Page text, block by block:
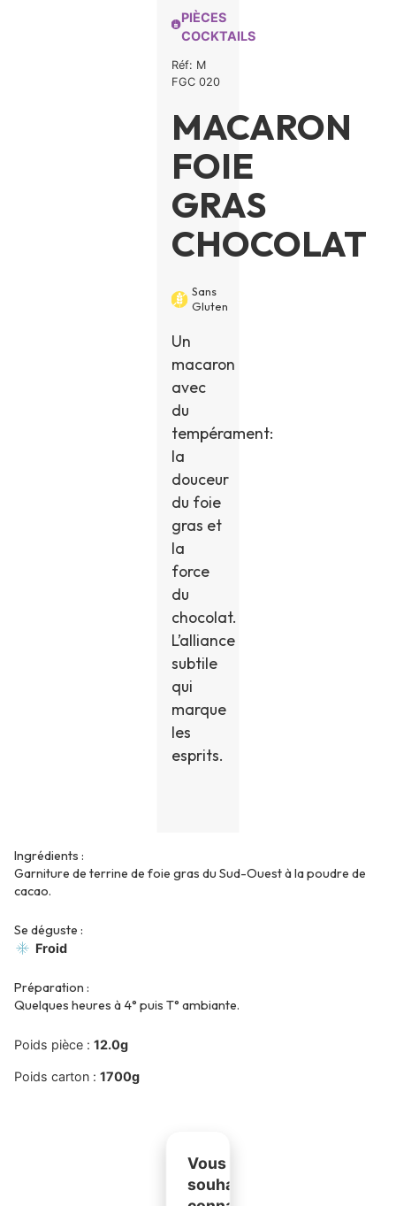
PIÈCES
COCKTAILS
Réf: M
FGC 020
MACARON
FOIE
GRAS
CHOCOLAT
Sans
Gluten
Un
macaron
avec
du
tempérament:
la
douceur
du foie
gras et
la
force
du
chocolat.
L’alliance
subtile
qui
marque
les
esprits.
Ingrédients :
Garniture de terrine de foie gras du Sud-Ouest à la poudre de
cacao.
Se déguste :
Froid
Préparation :
Quelques heures à 4° puis T° ambiante.
Poids pièce : 12.0g
Poids carton : 1700g
Vous
souhaitez